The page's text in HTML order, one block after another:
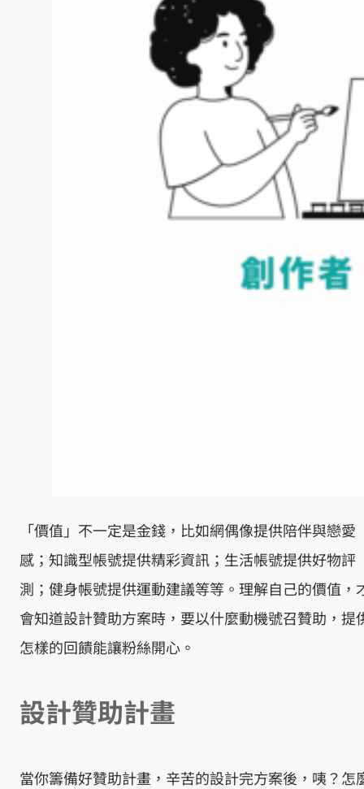
「價值」不一定是金錢，比如網偶像提供陪伴與戀愛
感；知識型帳號提供精彩資訊；生活帳號提供好物評
測；健身帳號提供運動建議等等。理解自己的價值，
會知道設計贊助方案時，要以什麼動機號召贊助，提
怎樣的回饋能讓粉絲開心。
設計贊助計畫
當你籌備好贊助計畫，辛苦的設計完方案後，咦？怎